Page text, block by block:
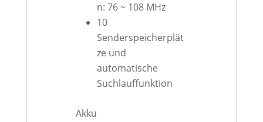
n: 76 ~ 108 MHz
10
Senderspeicherplät
ze und
automatische
Suchlauffunktion
Akku